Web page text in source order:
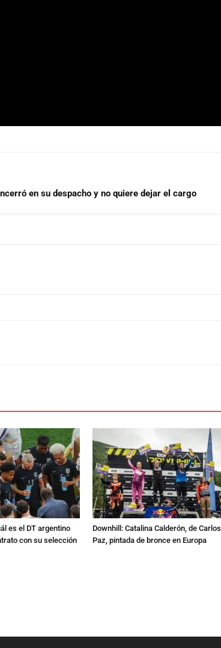
en su despacho y no quiere dejar el cargo
es el DT argentino
con su selección
Downhill: Catalina Calderón, de Carlos
Paz, pintada de bronce en Europa